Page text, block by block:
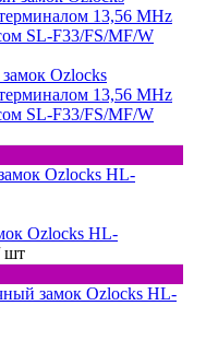
Ozlocks
13,56 MHz
SL-F33/FS/MF/W
Ozlocks HL-
шт